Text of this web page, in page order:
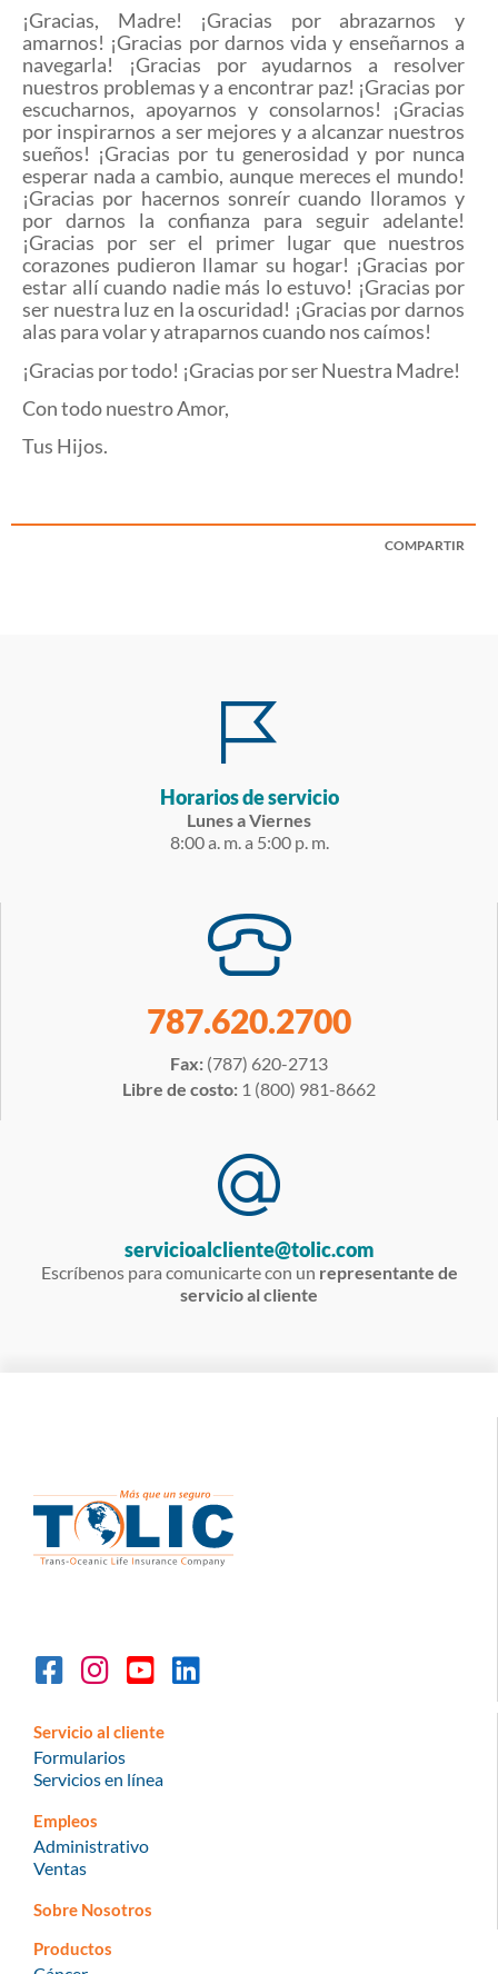
¡Gracias, Madre! ¡Gracias por abrazarnos y
amarnos! ¡Gracias por darnos vida y enseñarnos a
navegarla! ¡Gracias por ayudarnos a resolver
nuestros problemas y a encontrar paz! ¡Gracias por
escucharnos, apoyarnos y consolarnos! ¡Gracias
por inspirarnos a ser mejores y a alcanzar nuestros
sueños! ¡Gracias por tu generosidad y por nunca
esperar nada a cambio, aunque mereces el mundo!
¡Gracias por hacernos sonreír cuando lloramos y
por darnos la confianza para seguir adelante!
¡Gracias por ser el primer lugar que nuestros
corazones pudieron llamar su hogar! ¡Gracias por
estar allí cuando nadie más lo estuvo! ¡Gracias por
ser nuestra luz en la oscuridad! ¡Gracias por darnos
alas para volar y atraparnos cuando nos caímos!
¡Gracias por todo! ¡Gracias por ser Nuestra Madre!
Con todo nuestro Amor,
Tus Hijos.
COMPARTIR
Horarios de servicio
Lunes a Viernes
8:00 a. m. a 5:00 p. m.
787.620.2700
Fax: (787) 620-2713
Libre de costo: 1 (800) 981-8662
servicioalcliente@tolic.com
Escríbenos para comunicarte con un representante de
servicio al cliente
Servicio al cliente
Formularios
Servicios en línea
Empleos
Administrativo
Ventas
Sobre Nosotros
Productos